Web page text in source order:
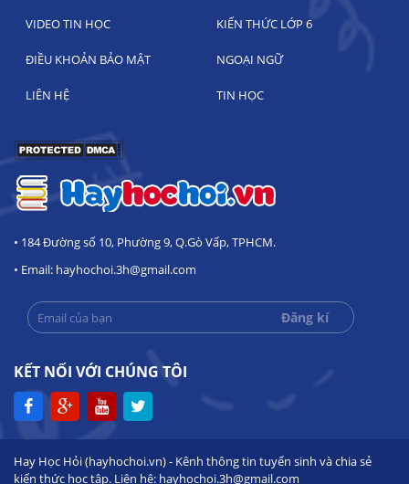
VIDEO TIN HỌC KIẾN THỨC LỚP 6
ĐIỀU KHOẢN BẢO MẬT NGOẠI NGỮ
LIÊN HỆ TIN HỌC
• 184 Đường số 10, Phường 9, Q.Gò Vấp, TPHCM.
• Email: hayhochoi.3h@gmail.com
KẾT NỐI VỚI CHÚNG TÔI
Hay Học Hỏi (hayhochoi.vn) - Kênh thông tin tuyển sinh và chia sẻ
kiến thức học tập. Liên hệ: hayhochoi.3h@gmail.com